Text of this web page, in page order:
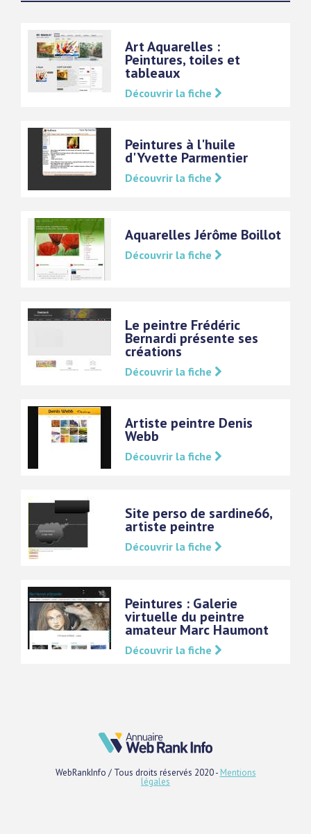
Art Aquarelles :
Peintures, toiles et
tableaux
Découvrir la fiche
Peintures à l'huile
d'Yvette Parmentier
Découvrir la fiche
Aquarelles Jérôme Boillot
Découvrir la fiche
Le peintre Frédéric
Bernardi présente ses
créations
Découvrir la fiche
Artiste peintre Denis
Webb
Découvrir la fiche
Site perso de sardine66,
artiste peintre
Découvrir la fiche
Peintures : Galerie
virtuelle du peintre
amateur Marc Haumont
Découvrir la fiche
WebRankInfo / Tous droits réservés 2020 - Mentions
légales